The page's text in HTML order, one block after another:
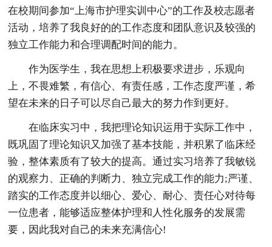
在校期间参加“上海市护理实训中心”的工作及校志愿者
活动，培养了我良好的的工作态度和团队意识及较强的
独立工作能力和合理调配时间的能力。
作为医学生，我在思想上积极要求进步，乐观向
上，不畏难繁，有信心、有责任感，工作态度严谨，希
望在未来的日子可以尽自己最大的努力作到更好。
在临床实习中，我把理论知识运用于实际工作中，
既巩固了理论知识又加强了基本技能，并积累了临床经
验，整体素质有了较大的提高。通过实习培养了我敏锐
的观察力、正确的判断力、独立完成工作的能力;严谨、
踏实的工作态度并以细心、爱心、耐心、责任心对待每
一位患者，能够适应整体护理和人性化服务的发展需
要，因此我对自己的未来充满信心!